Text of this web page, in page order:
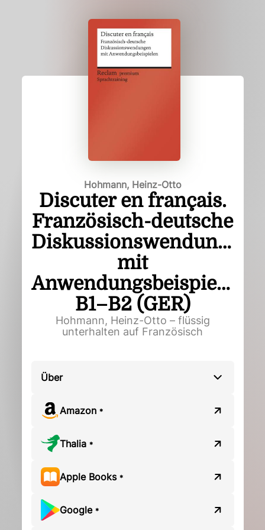
Hohmann, Heinz-Otto
Discuter en français.
Französisch-deutsche
Diskussionswendungen
mit
Anwendungsbeispielen.
B1–B2 (GER)
Hohmann, Heinz-Otto – flüssig
unterhalten auf Französisch
Über
Amazon *
Thalia *
Apple Books *
Google *